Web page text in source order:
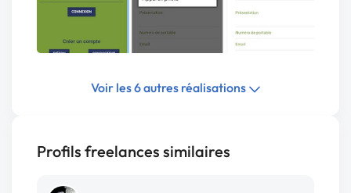
Voir les 6 autres réalisations
Profils freelances similaires